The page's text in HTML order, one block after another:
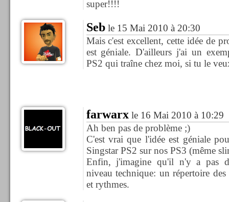
super!!!!
Seble 15 Mai 2010 à 20:30
Mais c'est excellent, cette idée de
est géniale. D'ailleurs j'ai un
PS2 qui traîne chez moi, si tu le
farwarxle 16 Mai 2010 à 10:29
Ah ben pas de problème ;)
C'est vrai que l'idée est géniale
Singstar PS2 sur nos PS3 (même
Enfin, j'imagine qu'il n'y a pas
niveau technique: un répertoire
et rythmes.